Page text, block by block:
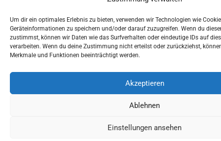
Um dir ein optimales Erlebnis zu bieten, verwenden wir Technologien wie
Geräteinformationen zu speichern und/oder darauf zuzugreifen. Wenn du
zustimmst, können wir Daten wie das Surfverhalten oder eindeutige IDs auf
verarbeiten. Wenn du deine Zustimmung nicht erteilst oder zurückziehst,
Merkmale und Funktionen beeinträchtigt werden.
Akzeptieren
Ablehnen
Einstellungen ansehen